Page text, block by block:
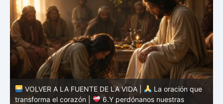
VOLVER A LA FUENTE DE LA VIDA |
La oración que
transforma el corazón |
5.Danos hoy nuestro pan de